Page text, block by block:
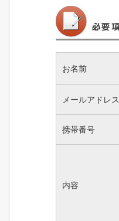
お名前
メールアドレス
携帯番号
内容